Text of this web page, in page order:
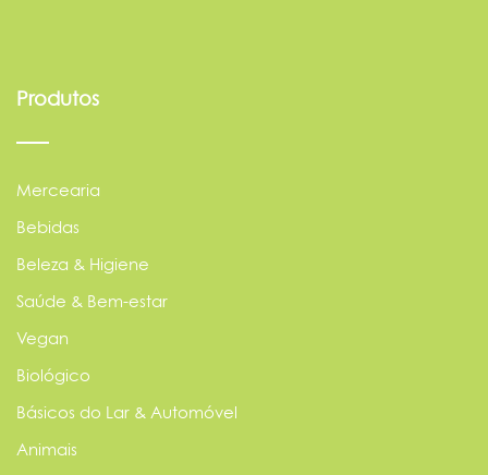
Produtos
Mercearia
Bebidas
Beleza & Higiene
Saúde & Bem-estar
Vegan
Biológico
Básicos do Lar & Automóvel
Animais